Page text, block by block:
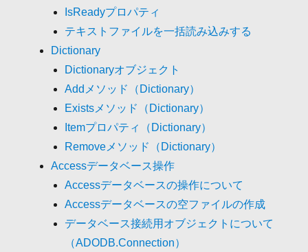
IsReadyプロパティ
テキストファイルを一括読み込みする
Dictionary
Dictionaryオブジェクト
Addメソッド（Dictionary）
Existsメソッド（Dictionary）
Itemプロパティ（Dictionary）
Removeメソッド（Dictionary）
Accessデータベース操作
Accessデータベースの操作について
Accessデータベースの空ファイルの作成
データベース接続用オブジェクトについて
（ADODB.Connection）